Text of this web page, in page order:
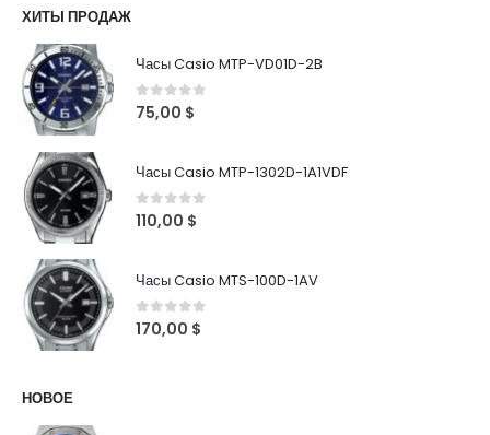
ХИТЫ ПРОДАЖ
Часы Casio MTP-VD01D-2B
0out of 5
75,00 $
Часы Casio MTP-1302D-1A1VDF
0out of 5
110,00 $
Часы Casio MTS-100D-1AV
0out of 5
170,00 $
НОВОЕ